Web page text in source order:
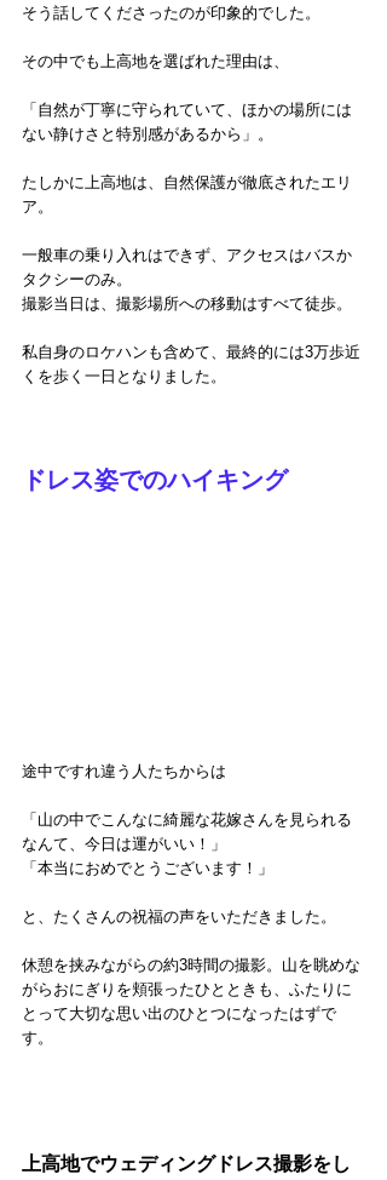
そう話してくださったのが印象的でした。
その中でも上高地を選ばれた理由は、
「自然が丁寧に守られていて、ほかの場所には
ない静けさと特別感があるから」。
たしかに上高地は、自然保護が徹底されたエリ
ア。
一般車の乗り入れはできず、アクセスはバスか
タクシーのみ。
撮影当日は、撮影場所への移動はすべて徒歩。
私自身のロケハンも含めて、最終的には3万歩近
くを歩く一日となりました。
ドレス姿でのハイキング
途中ですれ違う人たちからは
「山の中でこんなに綺麗な花嫁さんを見られる
なんて、今日は運がいい！」
「本当におめでとうございます！」
と、たくさんの祝福の声をいただきました。
休憩を挟みながらの約3時間の撮影。山を眺めな
がらおにぎりを頬張ったひとときも、ふたりに
とって大切な思い出のひとつになったはずで
す。
上高地でウェディングドレス撮影をし